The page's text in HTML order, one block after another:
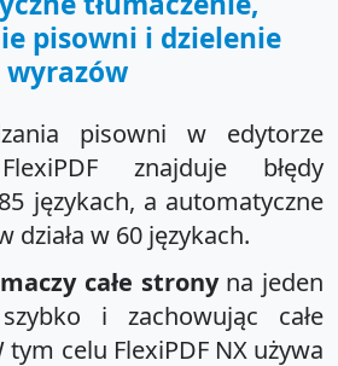
pisowni i dzielenie
wyrazów
pisowni w edytorze
znajduje błędy
językach, a automatyczne
działa w 60 językach.
całe stronyna jeden
i zachowując całe
celu FlexiPDF NX używa